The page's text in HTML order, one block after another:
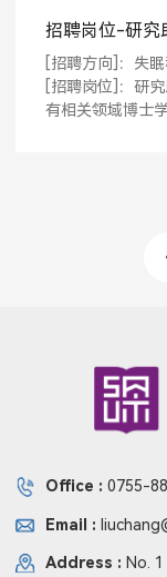
招聘岗位-研究
[招聘方向]：失
[招聘岗位]：研
有相关领域博士
Office : 0755-
Email :
Address : No.